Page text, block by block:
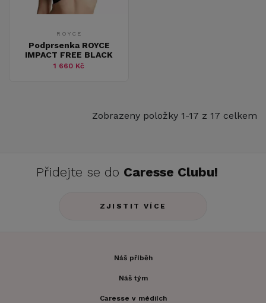
ROYCE
Podprsenka ROYCE
IMPACT FREE BLACK
1 660 Kč
Zobrazeny položky 1-17 z 17 celkem
Přidejte se do Caresse Clubu!
ZJISTIT VÍCE
Náš příběh
Náš tým
Caresse v médiích